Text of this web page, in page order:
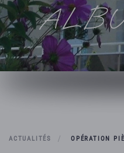
ACTUALITÉS OPÉRATION